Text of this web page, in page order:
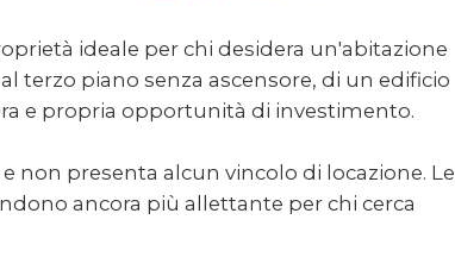
ideale per chi desidera un'abitazione
terzo piano senza ascensore, di un edificio
e propria opportunità di investimento.
presenta alcun vincolo di locazione. Le
ancora più allettante per chi cerca